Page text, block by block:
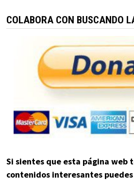
COLABORA CON BUSCANDO
Si sientes que esta página web
contenidos interesantes